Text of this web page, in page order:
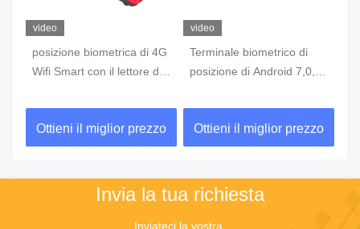
video
posizione biometrica di 4G
Wifi Smart con il lettore di
Screen
Ottieni il miglior prezzo
video
Terminale biometrico di
posizione di Android 7,0,
posizione con lo
stampatore Built In Battery
Ottieni il miglior prezzo
Invia la tua richiesta
Inviateci la vostra